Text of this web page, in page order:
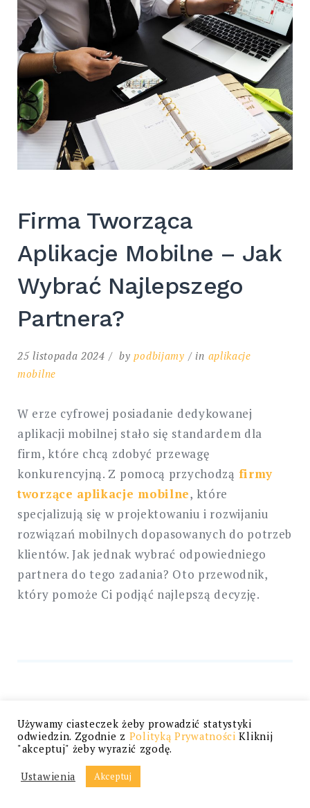
Firma Tworząca
Aplikacje Mobilne – Jak
Wybrać Najlepszego
Partnera?
25 listopada 2024 by podbijamy in aplikacje
mobilne
W erze cyfrowej posiadanie dedykowanej
aplikacji mobilnej stało się standardem dla
firm, które chcą zdobyć przewagę
konkurencyjną. Z pomocą przychodzą firmy
tworzące aplikacje mobilne, które
specjalizują się w projektowaniu i rozwijaniu
rozwiązań mobilnych dopasowanych do potrzeb
klientów. Jak jednak wybrać odpowiedniego
partnera do tego zadania? Oto przewodnik,
który pomoże Ci podjąć najlepszą decyzję.
Czym zajmuje się
firma tworząca
Używamy ciasteczek żeby prowadzić statystyki
odwiedzin. Zgodnie z Polityką Prywatności Kliknij
"akceptuj" żeby wyrazić zgodę.
Ustawienia Akceptuj